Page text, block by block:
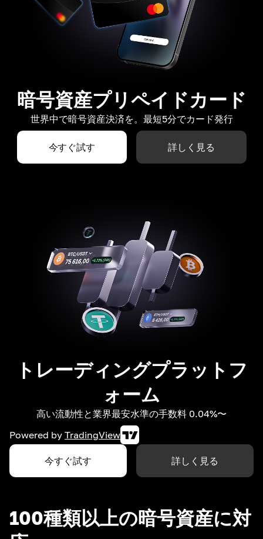
暗号資産プリペイドカード
世界中で暗号資産決済を。最短5分でカード発行
今すぐ試す 詳しく見る
トレーディングプラットフ
ォーム
高い流動性と業界最安水準の手数料 0.04%〜
Powered by TradingView
今すぐ試す 詳しく見る
100種類以上の暗号資産に対